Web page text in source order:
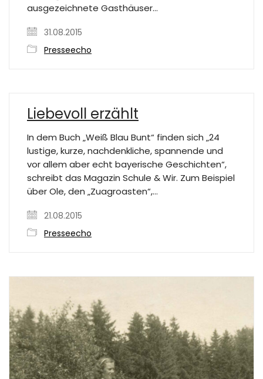
ausgezeichnete Gasthäuser…
31.08.2015
Presseecho
Liebevoll erzählt
In dem Buch „Weiß Blau Bunt“ finden sich „24
lustige, kurze, nachdenkliche, spannende und
vor allem aber echt bayerische Geschichten“,
schreibt das Magazin Schule & Wir. Zum Beispiel
über Ole, den „Zuagroasten“,…
21.08.2015
Presseecho